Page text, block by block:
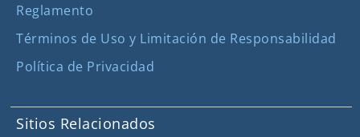
Reglamento
Términos de Uso y Limitación de Responsabilidad
Política de Privacidad
Sitios Relacionados